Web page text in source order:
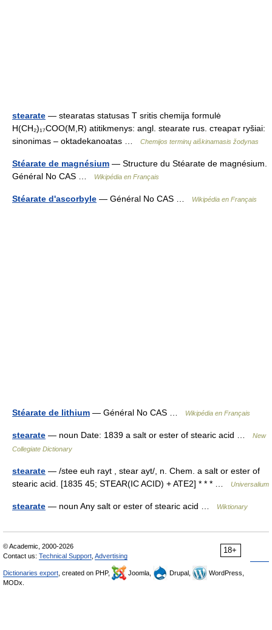
stearate — stearatas statusas T sritis chemija formulė
H(CH₂)₁₇COO(M,R) atitikmenys: angl. stearate rus. стеарат ryšiai:
sinonimas – oktadekanoatas …
Chemijos terminų aiškinamasis žodynas
Stéarate de magnésium — Structure du Stéarate de magnésium.
Général No CAS …
Wikipédia en Français
Stéarate d'ascorbyle — Général No CAS … Wikipédia en Français
Stéarate de lithium — Général No CAS … Wikipédia en Français
stearate — noun Date: 1839 a salt or ester of stearic acid …
New
Collegiate Dictionary
stearate — /stee euh rayt , stear ayt/, n. Chem. a salt or ester of
stearic acid. [1835 45; STEAR(IC ACID) + ATE2] * * * …
Universalium
stearate — noun Any salt or ester of stearic acid … Wiktionary
18+
© Academic, 2000-2026
Contact us: Technical Support Advertising
Dictionaries export , created on PHP, Joomla, Drupal,
WordPress,
MODx.